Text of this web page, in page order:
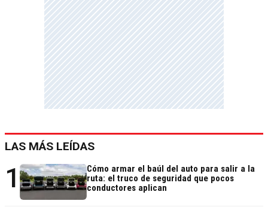
LAS MÁS LEÍDAS
1
Cómo armar el baúl del auto para salir a la
ruta: el truco de seguridad que pocos
conductores aplican